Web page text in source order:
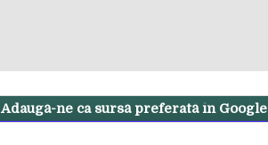
Adaugă-ne ca sursă preferată în Google